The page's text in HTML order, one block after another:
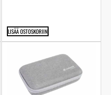
LISÄÄ OSTOSKORIIN